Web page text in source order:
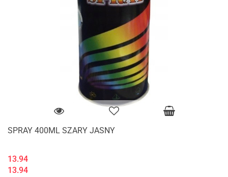
SPRAY 400ML SZARY JASNY
13.94
13.94